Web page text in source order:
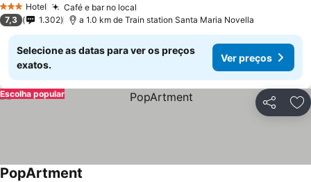
3 EstrelasHotel Café e bar no local
7,3 1.302 a 1.0 km de Train station Santa Maria Novella
Selecione as datas para ver os preços
exatos.
Ver preços
Partilhar
Escolha popular
PopArtment